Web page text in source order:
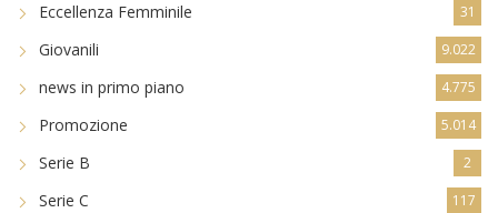
Eccellenza Femminile 31
Giovanili 9.022
news in primo piano 4.775
Promozione 5.014
Serie B 2
Serie C 117